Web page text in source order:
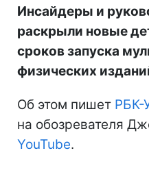
Инсайдеры и
раскрыли новые
сроков запуска
физических
Об этом пишет РБК-
на обозревателя
YouTube.